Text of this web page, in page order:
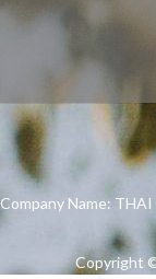
Company Name:
Copyright